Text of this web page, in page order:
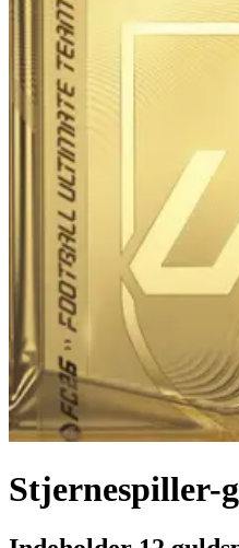
Stjernespiller-